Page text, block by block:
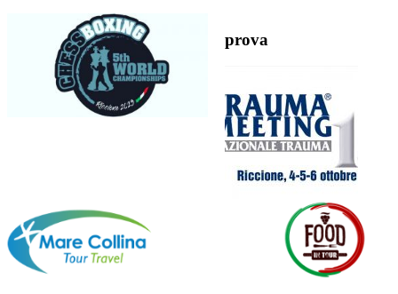
prova